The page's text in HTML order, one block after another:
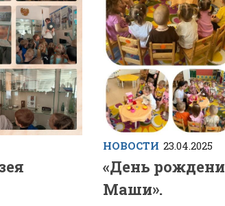
НОВОСТИ 23.04.2025
«День
Маши».